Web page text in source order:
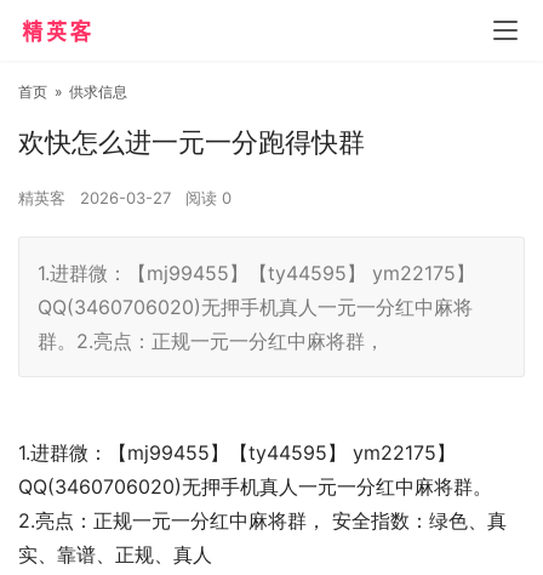
首页 » 供求信息
欢快怎么进一元一分跑得快群
精英客 2026-03-27 阅读 0
1.进群微：【mj99455】【ty44595】 ym22175】
QQ(3460706020)无押手机真人一元一分红中麻将
群。2.亮点：正规一元一分红中麻将群，
1.进群微：【mj99455】【ty44595】 ym22175】
QQ(3460706020)无押手机真人一元一分红中麻将群。
2.亮点：正规一元一分红中麻将群， 安全指数：绿色、真
实、靠谱、正规、真人